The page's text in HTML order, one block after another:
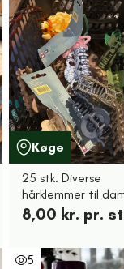
Køge
25 stk. Diverse
hårklemmer til
8,00 kr. pr.
5